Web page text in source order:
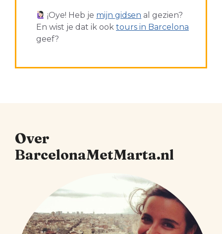
¡Oye! Heb je mijn gidsen al gezien?
En wist je dat ik ook tours in Barcelona
geef?
Over
BarcelonaMetMarta.nl